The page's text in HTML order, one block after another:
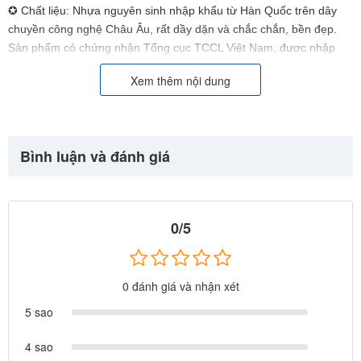
✪ Chất liệu: Nhựa nguyên sinh nhập khẩu từ Hàn Quốc trên dây
chuyền công nghệ Châu Âu, rất dầy dặn và chắc chắn, bền đẹp.
Sản phẩm có chứng nhận Tổng cục TCCL Việt Nam, được nhập
khẩu và phân phối bởi cty BBT Việt Nam. Website:
https://babycuatoi.vn - https://thietbivuichoi.vn/
Xem thêm nội dung
Bình luận và đánh giá
0/5
0 đánh giá và nhận xét
5 sao
4 sao